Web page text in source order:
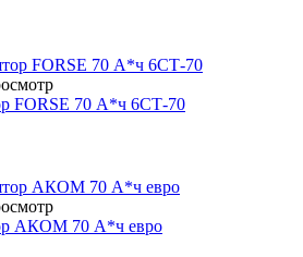
FORSE 70 А*ч 6СТ-70
АКОМ 70 А*ч евро